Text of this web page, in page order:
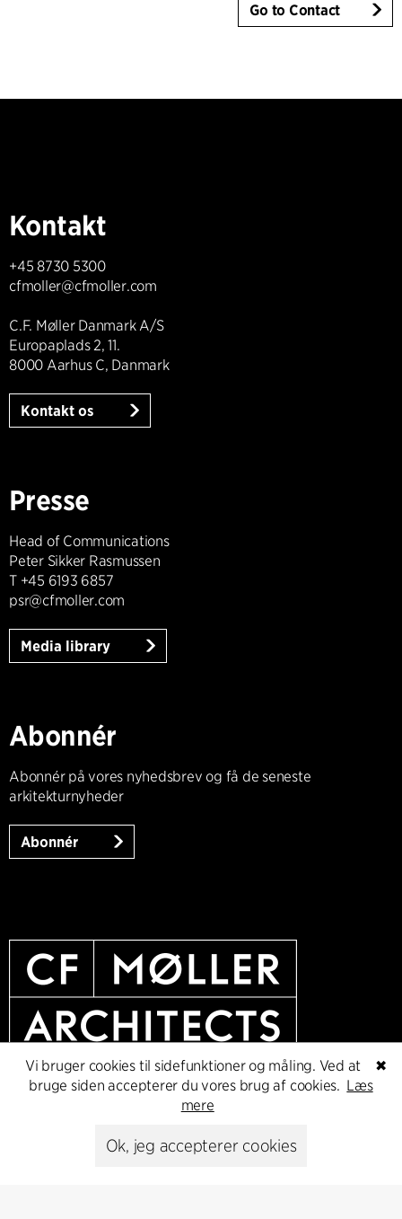
Go to Contact
Kontakt
+45 8730 5300
cfmoller@cfmoller.com
C.F. Møller Danmark A/S
Europaplads 2, 11.
8000 Aarhus C, Danmark
Kontakt os
Presse
Head of Communications
Peter Sikker Rasmussen
T +45 6193 6857
psr@cfmoller.com
Media library
Abonnér
Abonnér på vores nyhedsbrev og få de seneste
arkitekturnyheder
Abonnér
✖
Vi bruger cookies til sidefunktioner og måling. Ved at
bruge siden accepterer du vores brug af cookies. Læs
mere
Ok, jeg accepterer cookies